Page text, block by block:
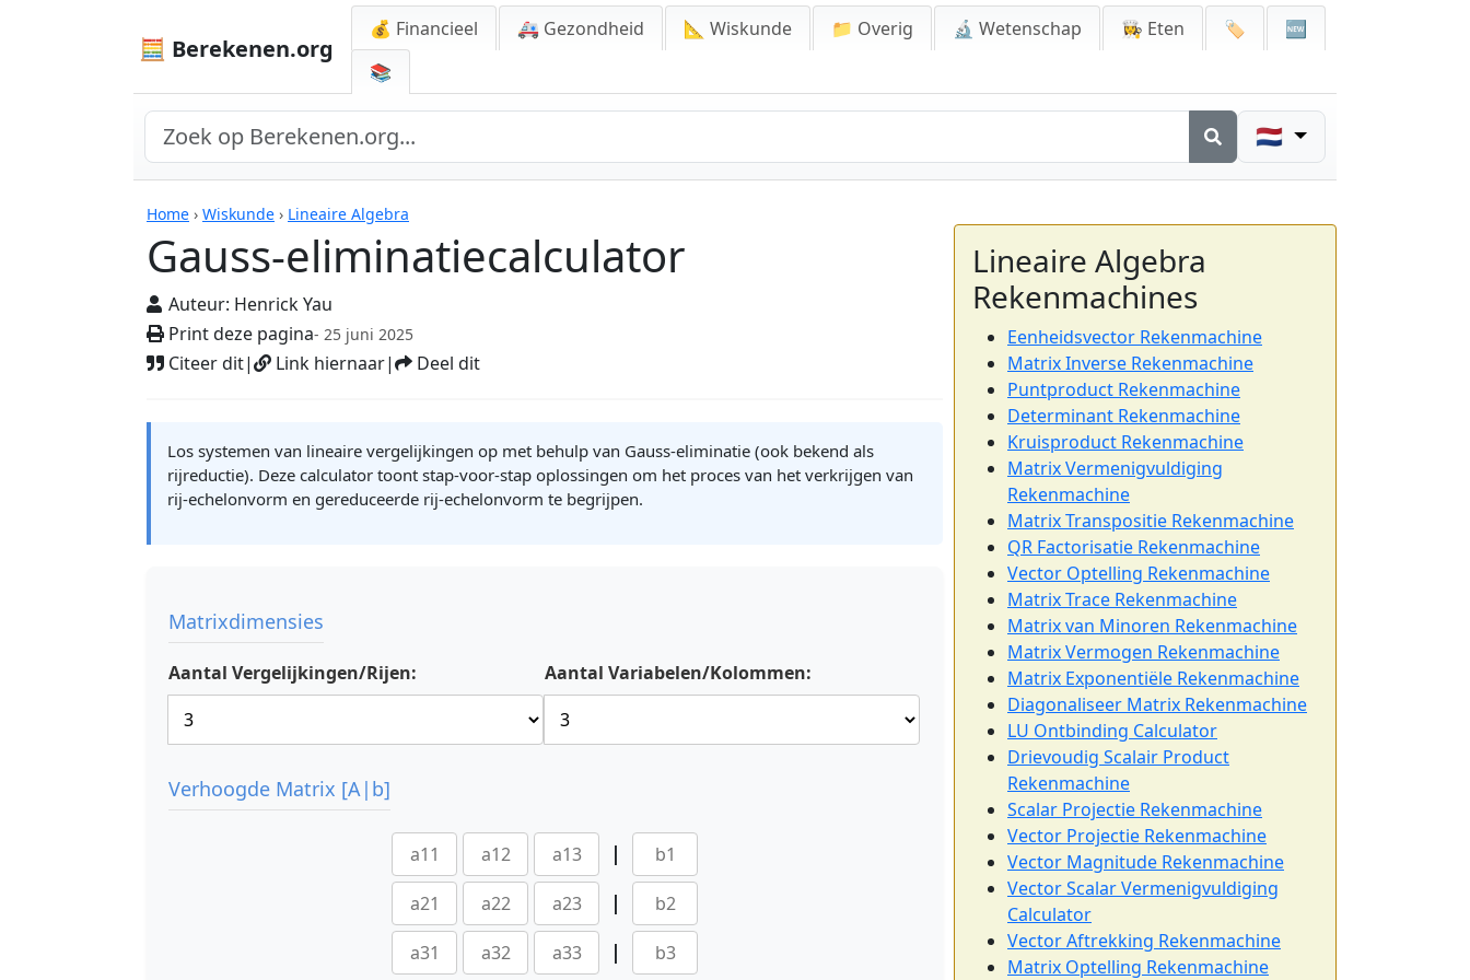
🧮 Berekenen.org
💰 Financieel 🚑 Gezondheid 📐 Wiskunde 📁 Overig 🔬 Wetenschap 👩‍🍳 Eten 🏷️
🆕
📚
🇳🇱
Home › Wiskunde › Lineaire Algebra
Gauss-eliminatiecalculator
Auteur: Henrick Yau
Print deze pagina- 25 juni 2025
Citeer dit| Link hiernaar| Deel dit
Rekenmachines
Los systemen van lineaire vergelijkingen op met behulp van Gauss-eliminatie (ook bekend als
rijreductie). Deze calculator toont stap-voor-stap oplossingen om het proces van het verkrijgen van
rij-echelonvorm en gereduceerde rij-echelonvorm te begrijpen.
Matrixdimensies
Aantal Vergelijkingen/Rijen: Aantal Variabelen/Kolommen:
Verhoogde Matrix [A|b]
|
|
|
Lineaire Algebra
Rekenmachines
Eenheidsvector Rekenmachine
Matrix Inverse Rekenmachine
Puntproduct Rekenmachine
Determinant Rekenmachine
Kruisproduct Rekenmachine
Matrix Vermenigvuldiging
Rekenmachine
Matrix Transpositie Rekenmachine
QR Factorisatie Rekenmachine
Vector Optelling Rekenmachine
Matrix Trace Rekenmachine
Matrix van Minoren Rekenmachine
Matrix Vermogen Rekenmachine
Matrix Exponentiële Rekenmachine
Diagonaliseer Matrix Rekenmachine
LU Ontbinding Calculator
Drievoudig Scalair Product
Rekenmachine
Scalar Projectie Rekenmachine
Vector Projectie Rekenmachine
Vector Magnitude Rekenmachine
Vector Scalar Vermenigvuldiging
Calculator
Vector Aftrekking Rekenmachine
Matrix Optelling Rekenmachine